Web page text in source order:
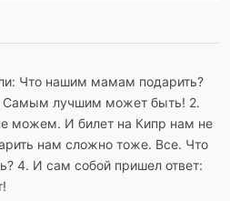
Что нашим мамам подарить?
Самым лучшим может быть! 2.
можем. И билет на Кипр нам не
нам сложно тоже. Все. Что
4. И сам собой пришел ответ: